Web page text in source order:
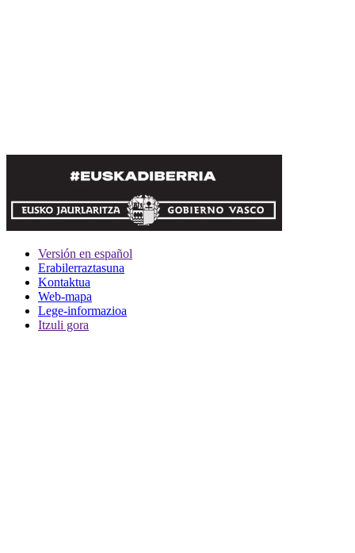
Versión en español
Erabilerraztasuna
Kontaktua
Web-mapa
Lege-informazioa
Itzuli gora